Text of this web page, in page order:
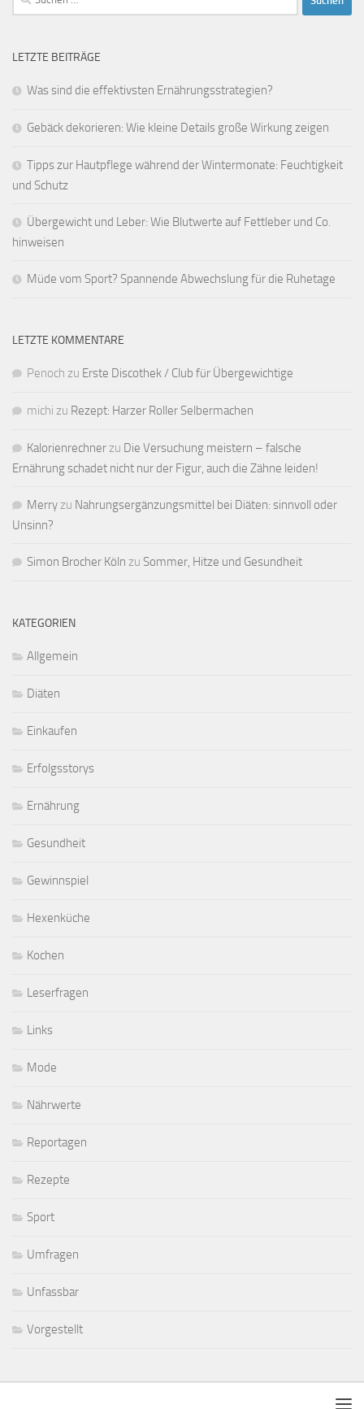
nach:
LETZTE BEITRÄGE
Was sind die effektivsten Ernährungsstrategien?
Gebäck dekorieren: Wie kleine Details große Wirkung zeigen
Tipps zur Hautpflege während der Wintermonate: Feuchtigkeit
und Schutz
Übergewicht und Leber: Wie Blutwerte auf Fettleber und Co.
hinweisen
Müde vom Sport? Spannende Abwechslung für die Ruhetage
LETZTE KOMMENTARE
Penoch zu Erste Discothek / Club für Übergewichtige
michi zu Rezept: Harzer Roller Selbermachen
Kalorienrechnerzu Die Versuchung meistern – falsche
Ernährung schadet nicht nur der Figur, auch die Zähne leiden!
Merryzu Nahrungsergänzungsmittel bei Diäten: sinnvoll oder
Unsinn?
Simon Brocher Köln zu Sommer, Hitze und Gesundheit
KATEGORIEN
Allgemein
Diäten
Einkaufen
Erfolgsstorys
Ernährung
Gesundheit
Gewinnspiel
Hexenküche
Kochen
Leserfragen
Links
Mode
Nährwerte
Reportagen
Rezepte
Sport
Umfragen
Unfassbar
Vorgestellt